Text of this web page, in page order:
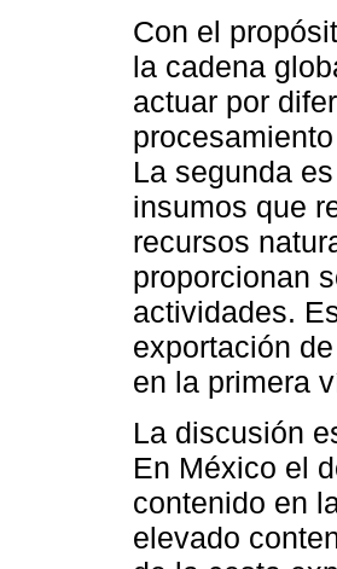
Con el
la cadena
actuar por
La segunda
insumos que
recursos
proporcionan
actividades.
exportación
en la primera
La discusión
En México el
contenido en
elevado